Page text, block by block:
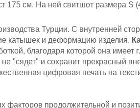
175 см. На ней свитшот размера S
Турции. С внутренней
катышек и деформацию изделия.
благодаря которой она
"сядет" и сохранит прекрасный
цифровая печать на
факторов продолжительной и